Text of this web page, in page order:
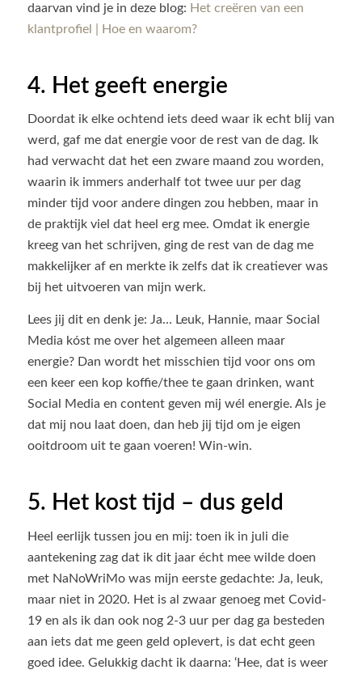
daarvan vind je in deze blog: Het creëren van een
klantprofiel | Hoe en waarom?
4. Het geeft energie
Doordat ik elke ochtend iets deed waar ik echt blij van
werd, gaf me dat energie voor de rest van de dag. Ik
had verwacht dat het een zware maand zou worden,
waarin ik immers anderhalf tot twee uur per dag
minder tijd voor andere dingen zou hebben, maar in
de praktijk viel dat heel erg mee. Omdat ik energie
kreeg van het schrijven, ging de rest van de dag me
makkelijker af en merkte ik zelfs dat ik creatiever was
bij het uitvoeren van mijn werk.
Lees jij dit en denk je: Ja… Leuk, Hannie, maar Social
Media kóst me over het algemeen alleen maar
energie? Dan wordt het misschien tijd voor ons om
een keer een kop koffie/thee te gaan drinken, want
Social Media en content geven mij wél energie. Als je
dat mij nou laat doen, dan heb jij tijd om je eigen
ooitdroom uit te gaan voeren! Win-win.
5. Het kost tijd – dus geld
Heel eerlijk tussen jou en mij: toen ik in juli die
aantekening zag dat ik dit jaar écht mee wilde doen
met NaNoWriMo was mijn eerste gedachte: Ja, leuk,
maar niet in 2020. Het is al zwaar genoeg met Covid-
19 en als ik dan ook nog 2-3 uur per dag ga besteden
aan iets dat me geen geld oplevert, is dat echt geen
goed idee. Gelukkig dacht ik daarna: ‘Hee, dat is weer